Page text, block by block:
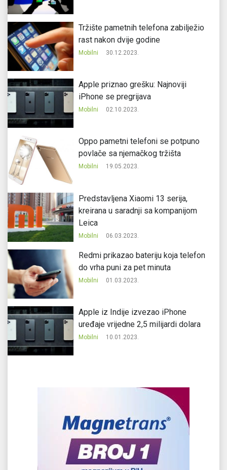
Tržište pametnih telefona zabilježio
rast nakon dvije godine
Mobilni 30.12.2023.
Apple priznao grešku: Najnoviji
iPhone se pregrijava
Mobilni 02.10.2023.
Oppo pametni telefoni se potpuno
povlače sa njemačkog tržišta
Mobilni 19.05.2023.
Predstavljena Xiaomi 13 serija,
kreirana u saradnji sa kompanijom
Leica
Mobilni 06.03.2023.
Redmi prikazao bateriju koja telefon
do vrha puni za pet minuta
Mobilni 01.03.2023.
Apple iz Indije izvezao iPhone
uređaje vrijedne 2,5 milijardi dolara
Mobilni 10.01.2023.